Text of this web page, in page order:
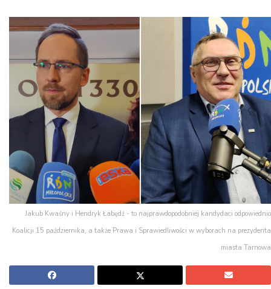
Jakub Kwaśny i Hendryk Łabędź - to najprawdopodobniej kandydaci odpowiednio
Koalicji 15 października, a także Prawa i Sprawiedliwości w wyborach na prezydenta
miasta Tarnowa